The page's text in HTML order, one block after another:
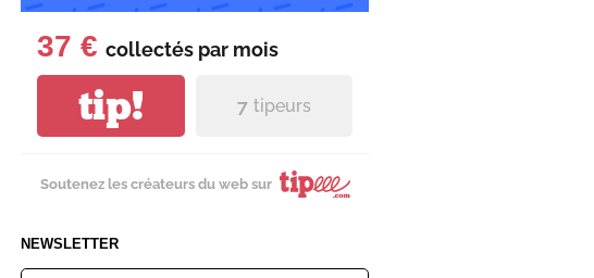
37 € collectés par mois
tip! 7 tipeurs
Soutenez les créateurs du web sur
NEWSLETTER